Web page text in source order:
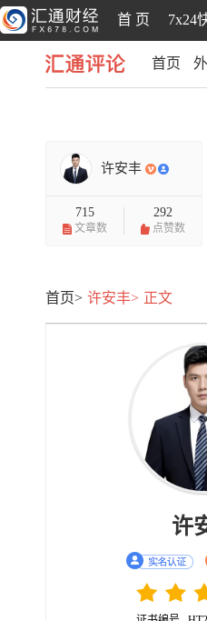
首 页 7x24
首页
许安丰
715
文章数
292
点赞数
首页> 许安丰> 正文
许